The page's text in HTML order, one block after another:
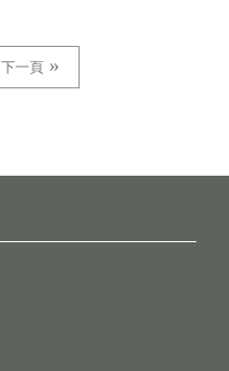
下一頁